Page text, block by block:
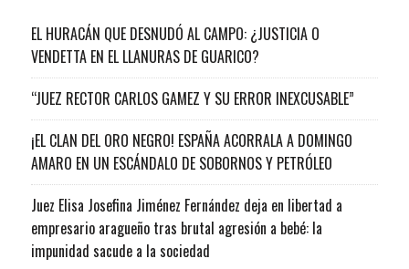
EL HURACÁN QUE DESNUDÓ AL CAMPO: ¿JUSTICIA O
VENDETTA EN EL LLANURAS DE GUARICO?
“JUEZ RECTOR CARLOS GAMEZ Y SU ERROR INEXCUSABLE”
¡EL CLAN DEL ORO NEGRO! ESPAÑA ACORRALA A DOMINGO
AMARO EN UN ESCÁNDALO DE SOBORNOS Y PETRÓLEO
Juez Elisa Josefina Jiménez Fernández deja en libertad a
empresario aragueño tras brutal agresión a bebé: la
impunidad sacude a la sociedad